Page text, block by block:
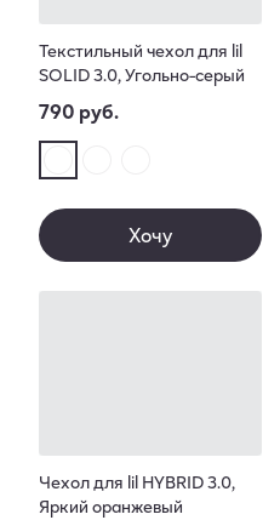
Текстильный чехол для lil
SOLID 3.0, Угольно-серый
790 руб.
Хочу
Чехол для lil HYBRID 3.0,
Яркий оранжевый